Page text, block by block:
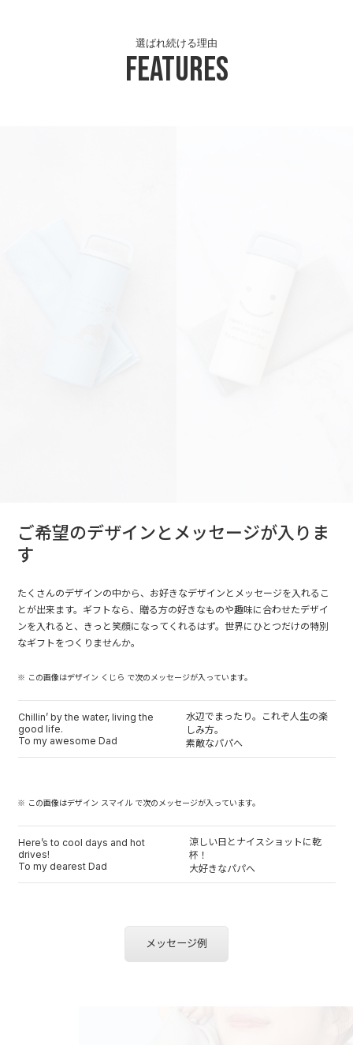
Features
選ばれ続ける理由
ご希望のデザインとメッセージが入りま
す
たくさんのデザインの中から、お好きなデザインとメッセージを入れるこ
とが出来ます。ギフトなら、贈る方の好きなものや趣味に合わせたデザイ
ンを入れると、きっと笑顔になってくれるはず。世界にひとつだけの特別
なギフトをつくりませんか。
※ この画像はデザイン くじら で次のメッセージが入っています。
Chillin’ by the water, living the
good life.
To my awesome Dad
水辺でまったり。これぞ人生の楽
しみ方。
素敵なパパへ
※ この画像はデザイン スマイル で次のメッセージが入っています。
Here’s to cool days and hot
drives!
To my dearest Dad
涼しい日とナイスショットに乾
杯！
大好きなパパへ
メッセージ例